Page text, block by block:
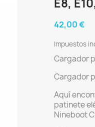
E8,
42,00 €
Impuestos
Cargador
Cargador
Aquí
patinete
Nineboot